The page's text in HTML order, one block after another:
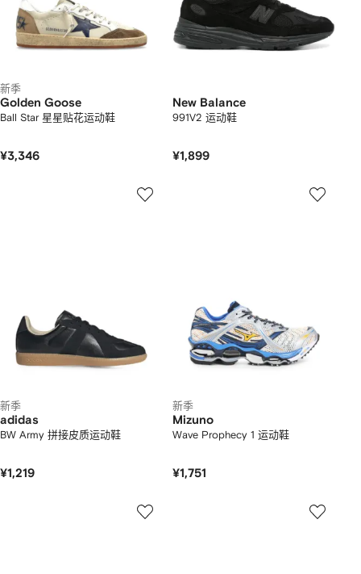
新季
Golden Goose
Ball Star 星星贴花运动鞋
¥3,346
New Balance
991V2 运动鞋
¥1,899
新季
adidas
BW Army 拼接皮质运动鞋
¥1,219
新季
Mizuno
Wave Prophecy 1 运动鞋
¥1,751